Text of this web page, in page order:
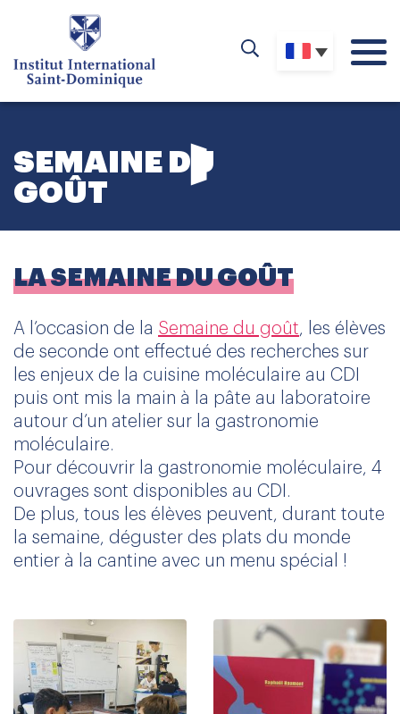
SEMAINE DU
GOÛT
LA SEMAINE DU GOÛT
A l’occasion de la Semaine du goût, les élèves
de seconde ont effectué des recherches sur
les enjeux de la cuisine moléculaire au CDI
puis ont mis la main à la pâte au laboratoire
autour d’un atelier sur la gastronomie
moléculaire.
Pour découvrir la gastronomie moléculaire, 4
ouvrages sont disponibles au CDI.
De plus, tous les élèves peuvent, durant toute
la semaine, déguster des plats du monde
entier à la cantine avec un menu spécial !